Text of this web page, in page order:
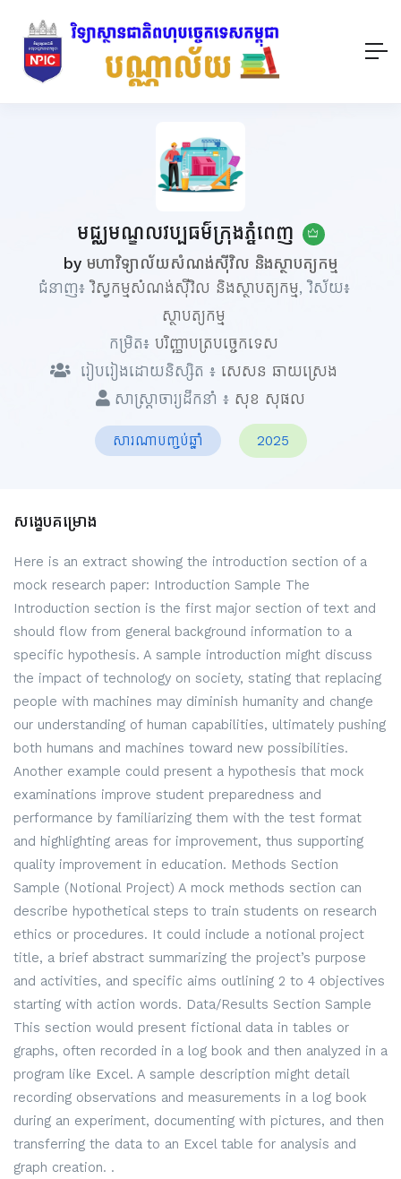
មជ្ឈមណ្ឌលវប្បធម៌ក្រុងភ្នំពេញ
by មហាវិទ្យាល័យសំណង់ស៊ីវិល និងស្ថាបត្យកម្ម
ជំនាញ៖វិស្វកម្មសំណង់ស៊ីវិល និងស្ថាបត្យកម្ម, វិស័យ៖
ស្ថាបត្យកម្ម
កម្រិត៖ បរិញ្ញាបត្របច្ចេកទេស
រៀបរៀងដោយនិស្សិត ៖ សេសន ឆាយស្រេង
សាស្ត្រាចារ្យដឹកនាំ ៖ សុខ សុផល
សារណាបញ្ចប់ឆ្នាំ 2025
សង្ខេបគម្រោង
Here is an extract showing the introduction section of a
mock research paper: Introduction Sample The
Introduction section is the first major section of text and
should flow from general background information to a
specific hypothesis. A sample introduction might discuss
the impact of technology on society, stating that replacing
people with machines may diminish humanity and change
our understanding of human capabilities, ultimately pushing
both humans and machines toward new possibilities.
Another example could present a hypothesis that mock
examinations improve student preparedness and
performance by familiarizing them with the test format
and highlighting areas for improvement, thus supporting
quality improvement in education. Methods Section
Sample (Notional Project) A mock methods section can
describe hypothetical steps to train students on research
ethics or procedures. It could include a notional project
title, a brief abstract summarizing the project’s purpose
and activities, and specific aims outlining 2 to 4 objectives
starting with action words. Data/Results Section Sample
This section would present fictional data in tables or
graphs, often recorded in a log book and then analyzed in a
program like Excel. A sample description might detail
recording observations and measurements in a log book
during an experiment, documenting with pictures, and then
transferring the data to an Excel table for analysis and
graph creation. .